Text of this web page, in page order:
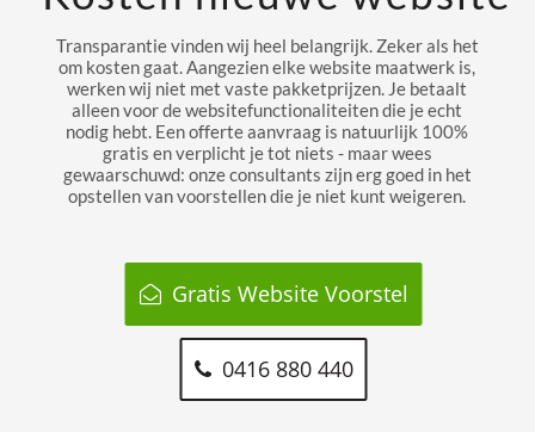
Transparantie vinden wij heel belangrijk. Zeker als het
om kosten gaat. Aangezien elke website maatwerk is,
werken wij niet met vaste pakketprijzen. Je betaalt
alleen voor de websitefunctionaliteiten die je echt
nodig hebt. Een offerte aanvraag is natuurlijk 100%
gratis en verplicht je tot niets - maar wees
gewaarschuwd: onze consultants zijn erg goed in het
opstellen van voorstellen die je niet kunt weigeren.
Gratis Website Voorstel
0416 880 440